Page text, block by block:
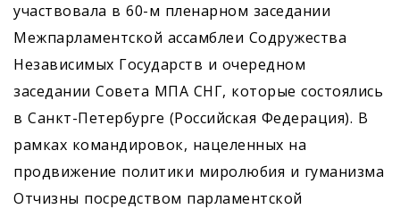
участвовала в 60-м пленарном заседании
Межпарламентской ассамблеи Содружества
Независимых Государств и очередном
заседании Совета МПА СНГ, которые состоялись
в Санкт-Петербурге (Российская Федерация). В
рамках командировок, нацеленных на
продвижение политики миролюбия и гуманизма
Отчизны посредством парламентской